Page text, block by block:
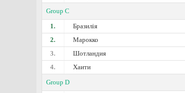
Group C
1.
Бразилія
2.
Марокко
3.
Шотландия
4.
Хаити
Group D